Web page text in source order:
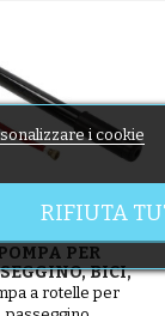
PER
BICI,
SCOOTER
a rotelle per
i cookie
RIFIUTA